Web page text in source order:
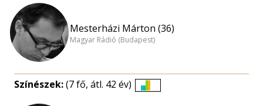
Mesterházi Márton (36)
Magyar Rádió (Budapest)
Színészek:(7 fő, átl. 42 év)